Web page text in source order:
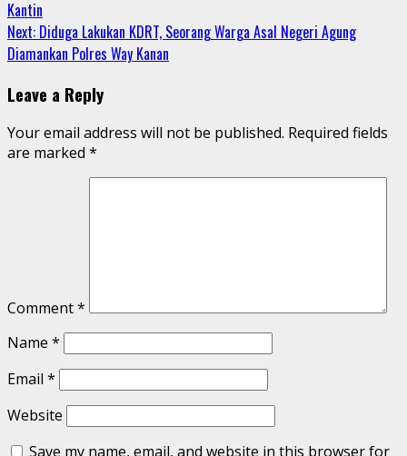
Reading
Kantin
Next: Diduga Lakukan KDRT, Seorang Warga Asal Negeri Agung
Diamankan Polres Way Kanan
Leave a Reply
Your email address will not be published. Required fields
are marked *
Comment*
Name *
Email *
Website
Save my name, email, and website in this browser for